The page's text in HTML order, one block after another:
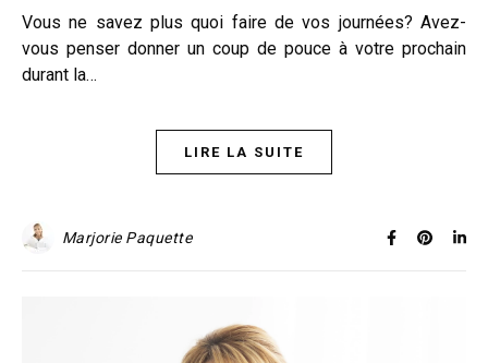
Vous ne savez plus quoi faire de vos journées? Avez-
vous penser donner un coup de pouce à votre prochain
durant la…
LIRE LA SUITE
Marjorie Paquette